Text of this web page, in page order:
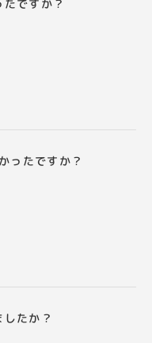
ですか？
ったですか？
たか？